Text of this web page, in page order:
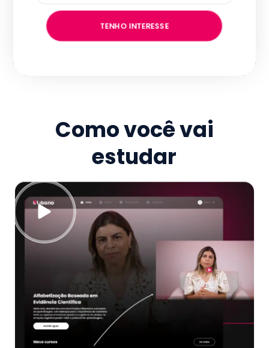
TENHO INTERESSE
Como você vai
estudar